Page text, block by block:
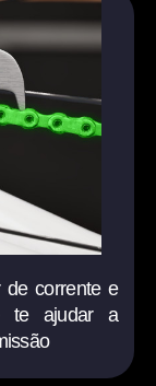
de corrente e
te ajudar a